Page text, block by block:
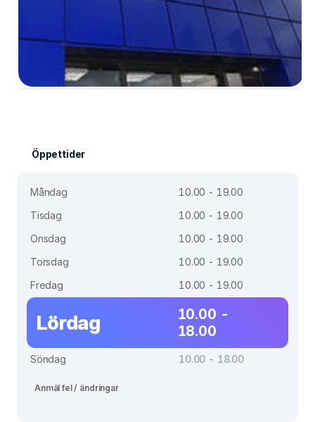
Öppettider
Måndag
10.00 - 19.00
Tisdag
10.00 - 19.00
Onsdag
10.00 - 19.00
Torsdag
10.00 - 19.00
Fredag
10.00 - 19.00
Lördag
10.00 -
18.00
Söndag 10.00 - 18.00
Anmäl fel / ändringar